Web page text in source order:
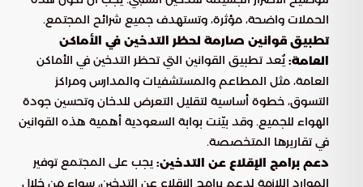
الحملات واضحة، مؤثرة، وتستهدف جميع شرائح المجتمع.
تطبيق قوانين صارمة لحظر التدخين في الأماكن
العامة: يُعد تطبيق القوانين التي تحظر التدخين في الأماكن
العامة، مثل المطاعم والمستشفيات والمدارس ومراكز
التسوق، خطوة أساسية لتقليل التعرض للدخان وتحسين جودة
الهواء للجميع. وقد بيّنت بوابة السعودية أهمية هذه القوانين
في تقاريرها المتخصصة.
دعم برامج الإقلاع عن التدخين: يجب على المجتمع توفير
الموارد اللازمة لدعم برامج الإقلاع عن التدخين، سواء من خلال